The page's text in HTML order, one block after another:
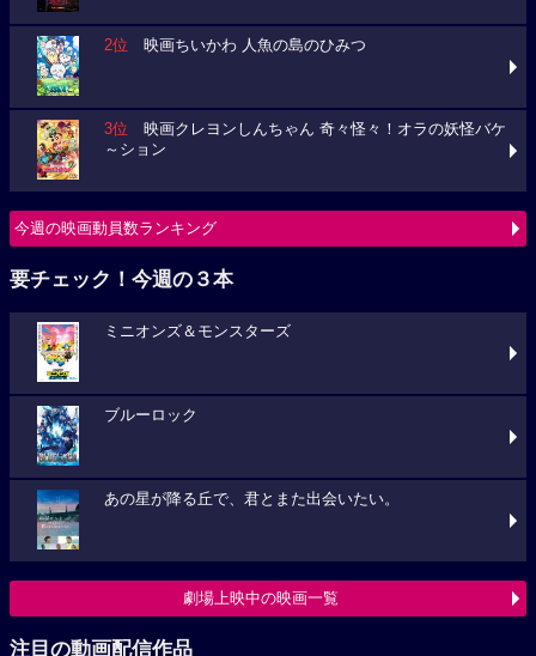
2位 映画ちいかわ 人魚の島のひみつ
3位 映画クレヨンしんちゃん 奇々怪々！オラの妖怪バケ
～ション
今週の映画動員数ランキング
要チェック！今週の３本
ミニオンズ＆モンスターズ
ブルーロック
あの星が降る丘で、君とまた出会いたい。
劇場上映中の映画一覧
注目の動画配信作品